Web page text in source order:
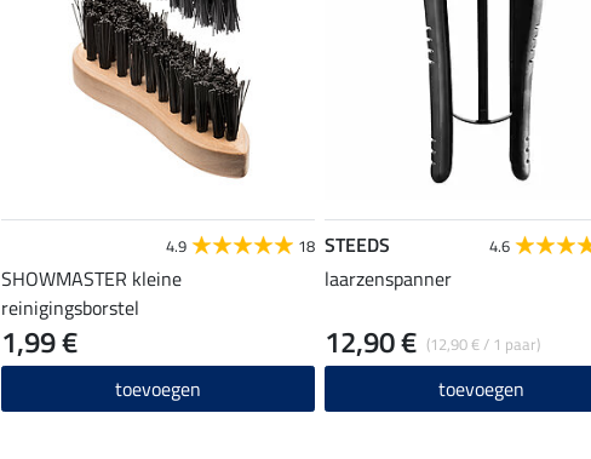
4.9 18
SHOWMASTER kleine
reinigingsborstel
1,99 €
toevoegen
STEEDS 4.6
laarzenspanner
(12,90 € / 1 paar)
12,90 €
toevoegen